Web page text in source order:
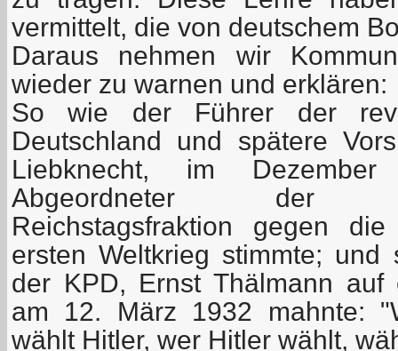
vermittelt, die von deutschem
Daraus nehmen wir
wieder zu warnen und erklären:
So wie der Führer der
Deutschland und spätere
Liebknecht, im
Abgeordneter der
Reichstagsfraktion gegen
ersten Weltkrieg stimmte;
der KPD, Ernst Thälmann auf
am 12. März 1932 mahnte:
wählt Hitler, wer Hitler wählt,